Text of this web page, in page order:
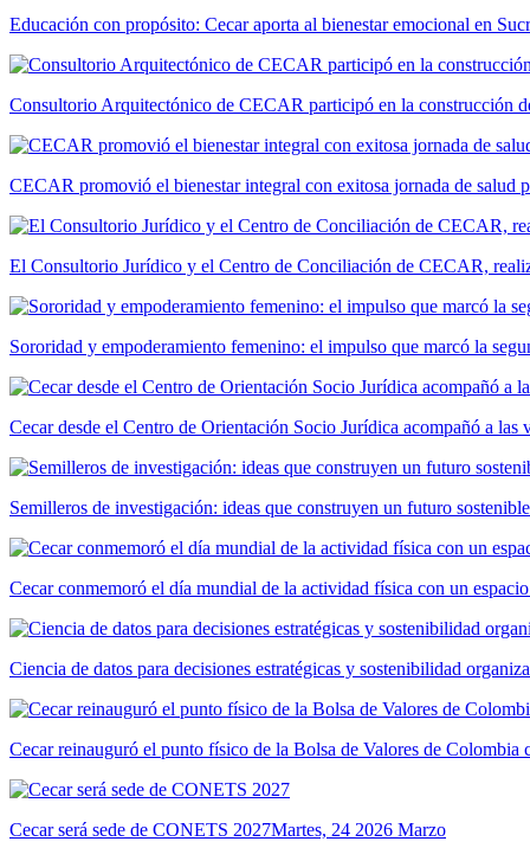
Educación con propósito: Cecar aporta al bienestar emocional en
Consultorio Arquitectónico de CECAR participó en la construcción
CECAR promovió el bienestar integral con exitosa jornada de salud
El Consultorio Jurídico y el Centro de Conciliación de CECAR,
Sororidad y empoderamiento femenino: el impulso que marcó la
Cecar desde el Centro de Orientación Socio Jurídica acompañó a
Semilleros de investigación: ideas que construyen un futuro
Cecar conmemoró el día mundial de la actividad física con un
Ciencia de datos para decisiones estratégicas y sostenibilidad
Cecar reinauguró el punto físico de la Bolsa de Valores de Colombia
Cecar será sede de CONETS 2027Martes, 24 2026 Marzo